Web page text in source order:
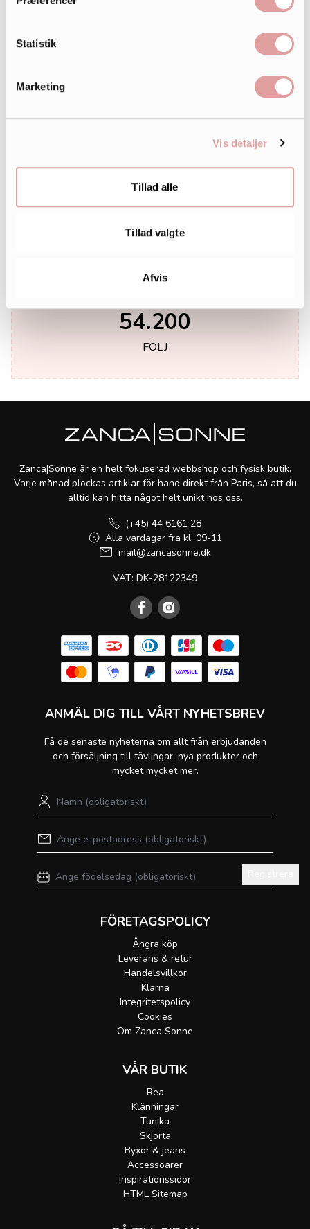
Statistik
Marketing
Vis detaljer
Tillad alle
Tillad valgte
Afvis
LIKES
54.200
FÖLJ
Zanca|Sonne är en helt fokuserad webbshop och fysisk butik.
Varje månad plockas artiklar för hand direkt från Paris, så att du
alltid kan hitta något helt unikt hos oss.
(+45) 44 6161 28
Alla vardagar fra kl. 09-11
mail@zancasonne.dk
VAT: DK-28122349
ANMÄL DIG TILL VÅRT NYHETSBREV
Få de senaste nyheterna om allt från erbjudanden
och försäljning till tävlingar, nya produkter och
mycket mycket mer.
FÖRETAGSPOLICY
Ångra köp
Leverans & retur
Handelsvillkor
Klarna
Integritetspolicy
Cookies
Om Zanca Sonne
VÅR BUTIK
Rea
Klänningar
Tunika
Skjorta
Byxor & jeans
Accessoarer
Inspirationssidor
HTML Sitemap